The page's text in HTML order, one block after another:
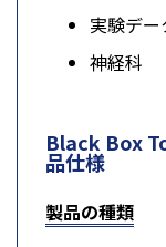
実験デ
神経科
Black Box
品仕様
製品の種類